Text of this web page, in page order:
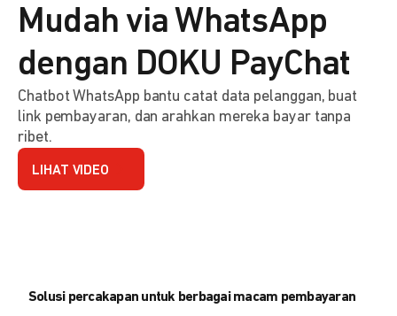
Mudah via WhatsApp
dengan DOKU PayChat
Chatbot WhatsApp bantu catat data pelanggan, buat
link pembayaran, dan arahkan mereka bayar tanpa
ribet.
LIHAT VIDEO
Solusi percakapan untuk berbagai macam pembayaran